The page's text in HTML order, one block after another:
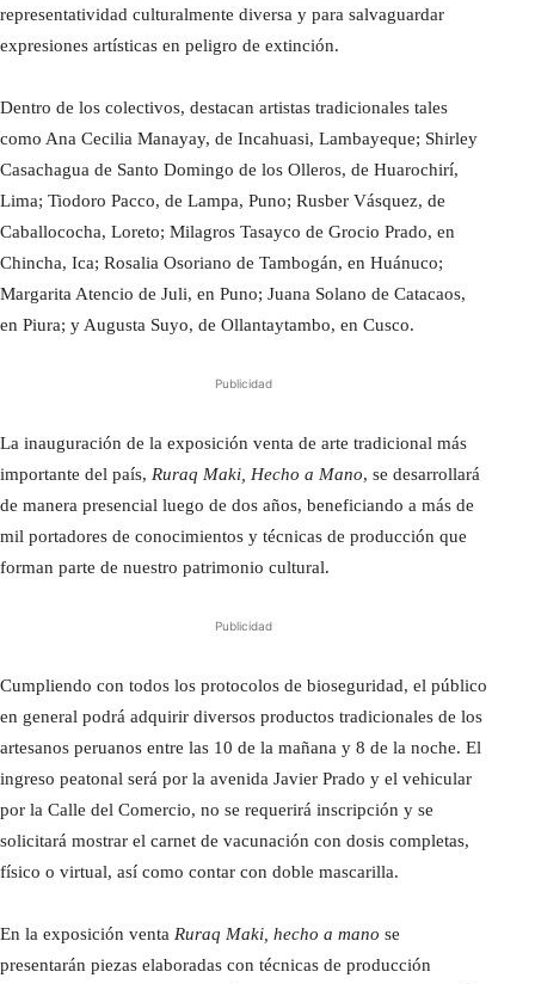
representatividad culturalmente diversa y para salvaguardar
expresiones artísticas en peligro de extinción.
Dentro de los colectivos, destacan artistas tradicionales tales
como Ana Cecilia Manayay, de Incahuasi, Lambayeque; Shirley
Casachagua de Santo Domingo de los Olleros, de Huarochirí,
Lima; Tiodoro Pacco, de Lampa, Puno; Rusber Vásquez, de
Caballococha, Loreto; Milagros Tasayco de Grocio Prado, en
Chincha, Ica; Rosalia Osoriano de Tambogán, en Huánuco;
Margarita Atencio de Juli, en Puno; Juana Solano de Catacaos,
en Piura; y Augusta Suyo, de Ollantaytambo, en Cusco.
Publicidad
La inauguración de la exposición venta de arte tradicional más
importante del país, Ruraq Maki, Hecho a Mano, se desarrollará
de manera presencial luego de dos años, beneficiando a más de
mil portadores de conocimientos y técnicas de producción que
forman parte de nuestro patrimonio cultural.
Publicidad
Cumpliendo con todos los protocolos de bioseguridad, el público
en general podrá adquirir diversos productos tradicionales de los
artesanos peruanos entre las 10 de la mañana y 8 de la noche. El
ingreso peatonal será por la avenida Javier Prado y el vehicular
por la Calle del Comercio, no se requerirá inscripción y se
solicitará mostrar el carnet de vacunación con dosis completas,
físico o virtual, así como contar con doble mascarilla.
En la exposición venta Ruraq Maki, hecho a mano se
presentarán piezas elaboradas con técnicas de producción